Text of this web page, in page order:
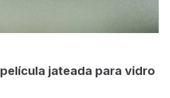
película jateada para vidro